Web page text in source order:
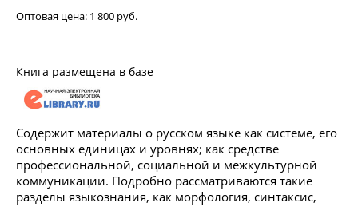
Оптовая цена: 1 800 руб.
Книга размещена в базе
Содержит материалы о русском языке как системе, его
основных единицах и уровнях; как средстве
профессиональной, социальной и межкультурной
коммуникации. Подробно рассматриваются такие
разделы языкознания, как морфология, синтаксис,